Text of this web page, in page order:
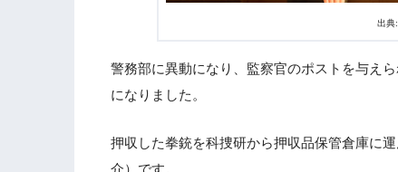
出典:
警務部に異動になり、監察官のポストを与え
になりました。
押収した拳銃を科捜研から押収品保管倉庫に
介）です。